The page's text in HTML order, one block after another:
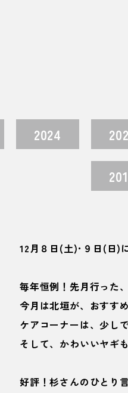
2024
12月８日(土)･９日(日)
毎年恒例！先月行った
今月は北垣が、おすす
ケアコーナーは、少し
そして、かわいいヤギ
好評！杉さんのひとり